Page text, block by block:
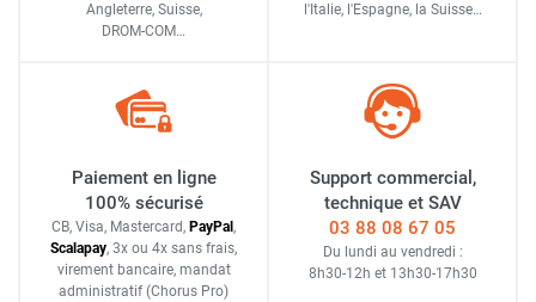
Angleterre, Suisse,
DROM-COM…
l'Italie, l'Espagne, la Suisse…
Paiement en ligne
100% sécurisé
CB, Visa, Mastercard, PayPal ,
Scalapay, 3x ou 4x sans frais,
virement bancaire, mandat
administratif (Chorus Pro)
Support commercial,
technique et SAV
03 88 08 67 05
Du lundi au vendredi :
8h30-12h et 13h30-17h30